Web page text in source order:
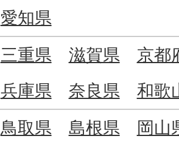
愛知県
三重県 滋賀県
京都
兵庫県
奈良県 和歌
鳥取県 島根県
岡山